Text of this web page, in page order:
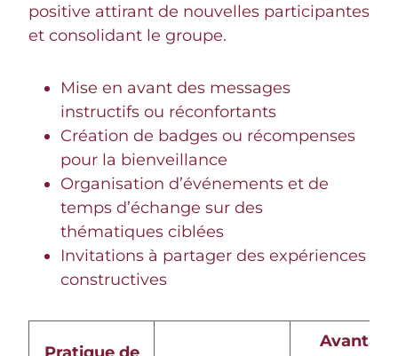
positive attirant de nouvelles participantes
et consolidant le groupe.
Mise en avant des messages
instructifs ou réconfortants
Création de badges ou récompenses
pour la bienveillance
Organisation d’événements et de
temps d’échange sur des
thématiques ciblées
Invitations à partager des expériences
constructives
Pratique de